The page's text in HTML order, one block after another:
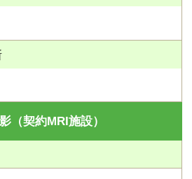
（契約MRI施設）